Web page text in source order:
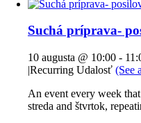
Suchá príprava-
10 augusta @ 10:00 -
|Recurring Udalosť (See
An event every week
streda and štvrtok,